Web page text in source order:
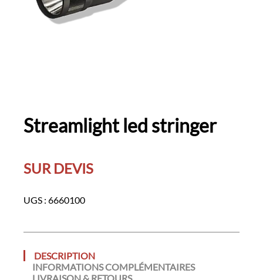
Streamlight led stringer
SUR DEVIS
UGS : 6660100
DESCRIPTION
INFORMATIONS COMPLÉMENTAIRES